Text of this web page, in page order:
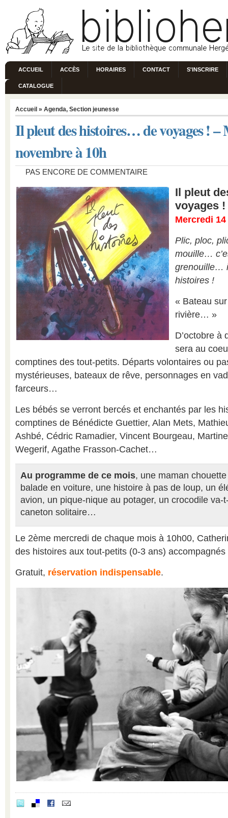
ACCUEIL ACCÈS HORAIRES CONTACT S'INSCRIRE
CATALOGUE
Accueil » Agenda, Section jeunesse
Il pleut des histoires… de voyages ! –
novembre à 10h
PAS ENCORE DE COMMENTAIRE
Il pleut
voyages !
Mercredi
Plic, ploc,
mouille…
grenouille…
histoires !
« Bateau
rivière… »
D’octobre à
sera au
comptines des tout-petits. Départs volontaires ou
mystérieuses, bateaux de rêve, personnages en
farceurs…
Les bébés se verront bercés et enchantés par les
comptines de Bénédicte Guettier, Alan Mets,
Ashbé, Cédric Ramadier, Vincent Bourgeau,
Wegerif, Agathe Frasson-Cachet…
Au programme de ce mois, une maman
balade en voiture, une histoire à pas de loup, un
avion, un pique-nique au potager, un crocodile va-
caneton solitaire…
Le 2ème mercredi de chaque mois à 10h00,
des histoires aux tout-petits (0-3 ans) accompagnés
Gratuit, réservation indispensable.